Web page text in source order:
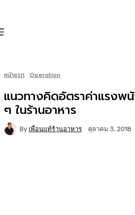
หน้าแรก Operation
แนวทางคิดอัตราค่าแรงพ
ๆ ในร้านอาหาร
By เพื่อนแท้ร้านอาหาร ตุลาคม 3, 2018